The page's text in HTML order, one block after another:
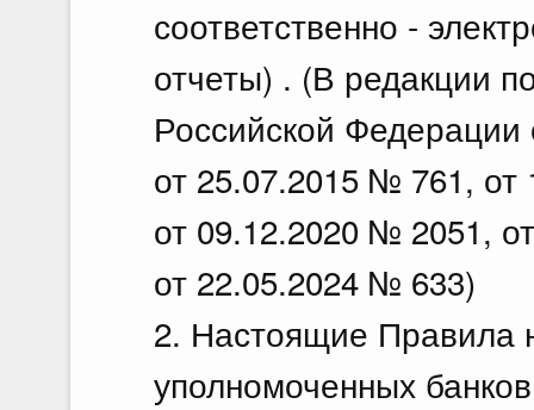
соответственно -
отчеты) . (В редакции
Российской
от 25.07.2015 № 761,
от 09.12.2020 № 2051,
от 22.05.2024 № 633)
2. Настоящие Правила
уполномоченных